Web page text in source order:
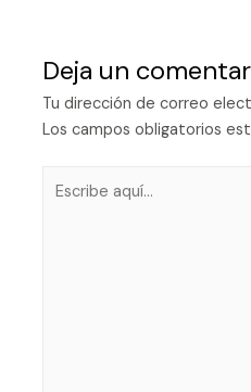
Deja un
Tu dirección de correo
Los campos obligatorios